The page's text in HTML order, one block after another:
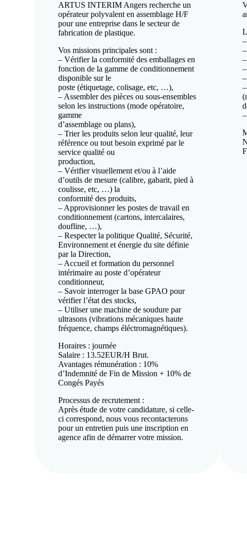
ARTUS INTERIM Angers recherche un
opérateur polyvalent en assemblage H/F
pour une entreprise dans le secteur de
fabrication de plastique.
Vos missions principales sont :
– Vérifier la conformité des emballages en
fonction de la gamme de conditionnement
disponible sur le
poste (étiquetage, colisage, etc, …),
– Assembler des pièces ou sous-ensembles
selon les instructions (mode opératoire,
gamme
d’assemblage ou plans),
– Trier les produits selon leur qualité, leur
référence ou tout besoin exprimé par le
service qualité ou
production,
– Vérifier visuellement et/ou à l’aide
d’outils de mesure (calibre, gabarit, pied à
coulisse, etc, …) la
conformité des produits,
– Approvisionner les postes de travail en
conditionnement (cartons, intercalaires,
doufline, …),
– Respecter la politique Qualité, Sécurité,
Environnement et énergie du site définie
par la Direction,
– Accueil et formation du personnel
intérimaire au poste d’opérateur
conditionneur,
– Savoir interroger la base GPAO pour
vérifier l’état des stocks,
– Utiliser une machine de soudure par
ultrasons (vibrations mécaniques haute
fréquence, champs éléctromagnétiques).
Horaires : journée
Salaire : 13.52EUR/H Brut.
Avantages rémunération : 10%
d’Indemnité de Fin de Mission + 10% de
Congés Payés
Processus de recrutement :
Après étude de votre candidature, si celle-
ci correspond, nous vous recontacterons
pour un entretien puis une inscription en
agence afin de démarrer votre mission.